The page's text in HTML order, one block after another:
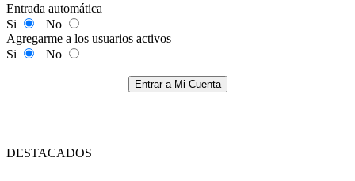
Entrada automática
Si
No
Agregarme a los usuarios activos
Si
No
Entrar a Mi Cuenta
DESTACADOS